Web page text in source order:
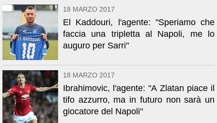
18 MARZO 2017
El Kaddouri, l'agente: "Speriamo che
faccia una tripletta al Napoli, me lo
auguro per Sarri"
18 MARZO 2017
Ibrahimovic, l'agente: "A Zlatan piace il
tifo azzurro, ma in futuro non sarà un
giocatore del Napoli"